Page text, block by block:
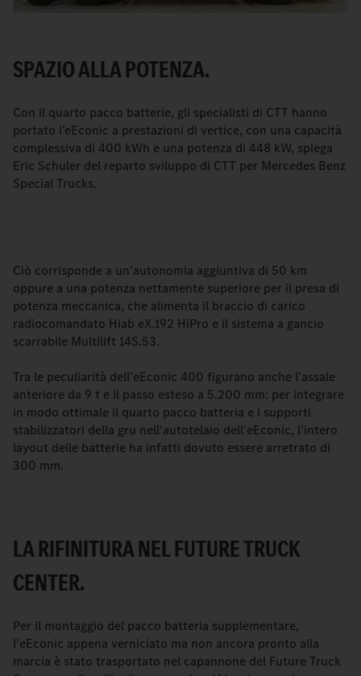
SPAZIO ALLA POTENZA.
Con il quarto pacco batterie, gli specialisti di CTT hanno
portato l’eEconic a prestazioni di vertice, con una capacità
complessiva di 400 kWh e una potenza di 448 kW, spiega
Eric Schuler del reparto sviluppo di CTT per Mercedes Benz
Special Trucks.
Ciò corrisponde a un’autonomia aggiuntiva di 50 km
oppure a una potenza nettamente superiore per il presa di
potenza meccanica, che alimenta il braccio di carico
radiocomandato Hiab eX.192 HiPro e il sistema a gancio
scarrabile Multilift 14S.53.
Tra le peculiarità dell'eEconic 400 figurano anche l'assale
anteriore da 9 t e il passo esteso a 5.200 mm: per integrare
in modo ottimale il quarto pacco batteria e i supporti
stabilizzatori della gru nell'autotelaio dell'eEconic, l'intero
layout delle batterie ha infatti dovuto essere arretrato di
300 mm.
LA RIFINITURA NEL FUTURE TRUCK
CENTER.
Per il montaggio del pacco batteria supplementare,
l'eEconic appena verniciato ma non ancora pronto alla
marcia è stato trasportato nel capannone del Future Truck